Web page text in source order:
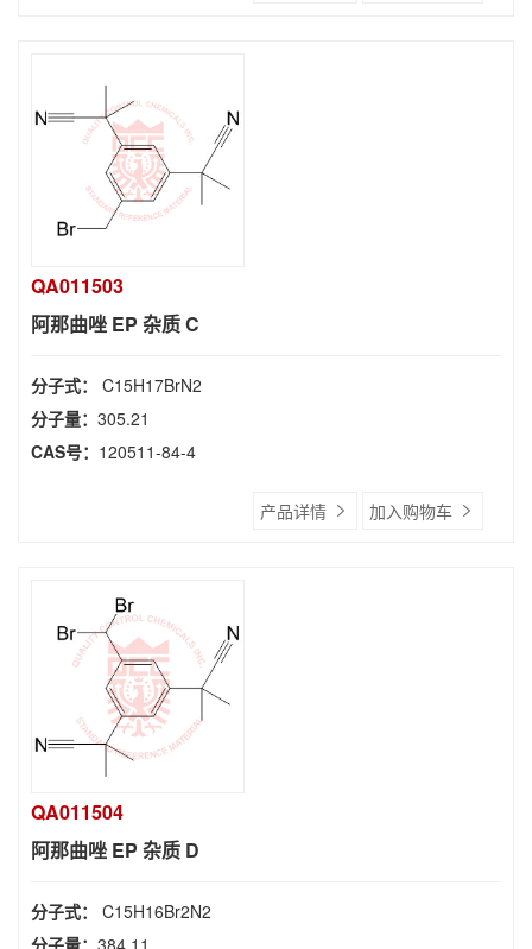
QA011503
阿那曲唑 EP 杂质 C
分子式： C15H17BrN2
分子量： 305.21
CAS号： 120511-84-4
产品详情 加入购物车
QA011504
阿那曲唑 EP 杂质 D
分子式： C15H16Br2N2
分子量： 384.11